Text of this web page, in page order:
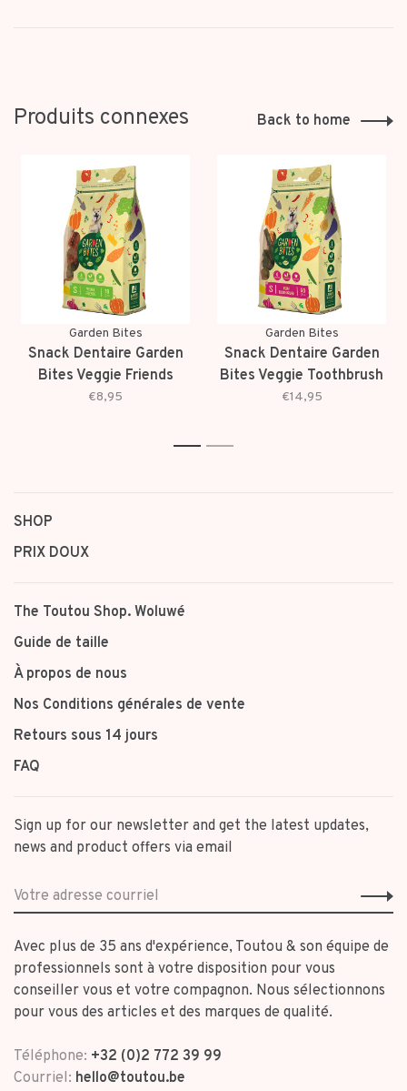
Produits connexes Back to home
Garden Bites
Snack Dentaire Garden
Bites Veggie Friends
€8,95
Garden Bites
Snack Dentaire Garden
Bites Veggie Toothbrush
€14,95
1 2
SHOP
PRIX DOUX
The Toutou Shop. Woluwé
Guide de taille
À propos de nous
Nos Conditions générales de vente
Retours sous 14 jours
FAQ
Sign up for our newsletter and get the latest updates,
news and product offers via email
Avec plus de 35 ans d'expérience, Toutou & son équipe de
professionnels sont à votre disposition pour vous
conseiller vous et votre compagnon. Nous sélectionnons
pour vous des articles et des marques de qualité.
Téléphone: +32 (0)2 772 39 99
Courriel: hello@toutou.be